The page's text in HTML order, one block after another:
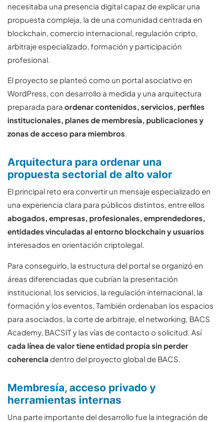
necesitaba una presencia digital capaz de explicar una
propuesta compleja, la de una comunidad centrada en
blockchain, comercio internacional, regulación cripto,
arbitraje especializado, formación y participación
profesional.
El proyecto se planteó como un portal asociativo en
WordPress, con desarrollo a medida y una arquitectura
preparada para ordenar contenidos, servicios, perfiles
institucionales, planes de membresía, publicaciones y
zonas de acceso para miembros.
Arquitectura para ordenar una
propuesta sectorial de alto valor
El principal reto era convertir un mensaje especializado en
una experiencia clara para públicos distintos, entre ellos
abogados, empresas, profesionales, emprendedores,
entidades vinculadas al entorno blockchain y usuarios
interesados en orientación criptolegal.
Para conseguirlo, la estructura del portal se organizó en
áreas diferenciadas que cubrían la presentación
institucional, los servicios, la regulación internacional, la
formación y los eventos. También ordenaban los espacios
para asociados, la corte de arbitraje, el networking, BACS
Academy, BACSIT y las vías de contacto o solicitud. Así
cada línea de valor tiene entidad propia sin perder
coherencia dentro del proyecto global de BACS.
Membresía, acceso privado y
herramientas internas
Una parte importante del desarrollo fue la integración de